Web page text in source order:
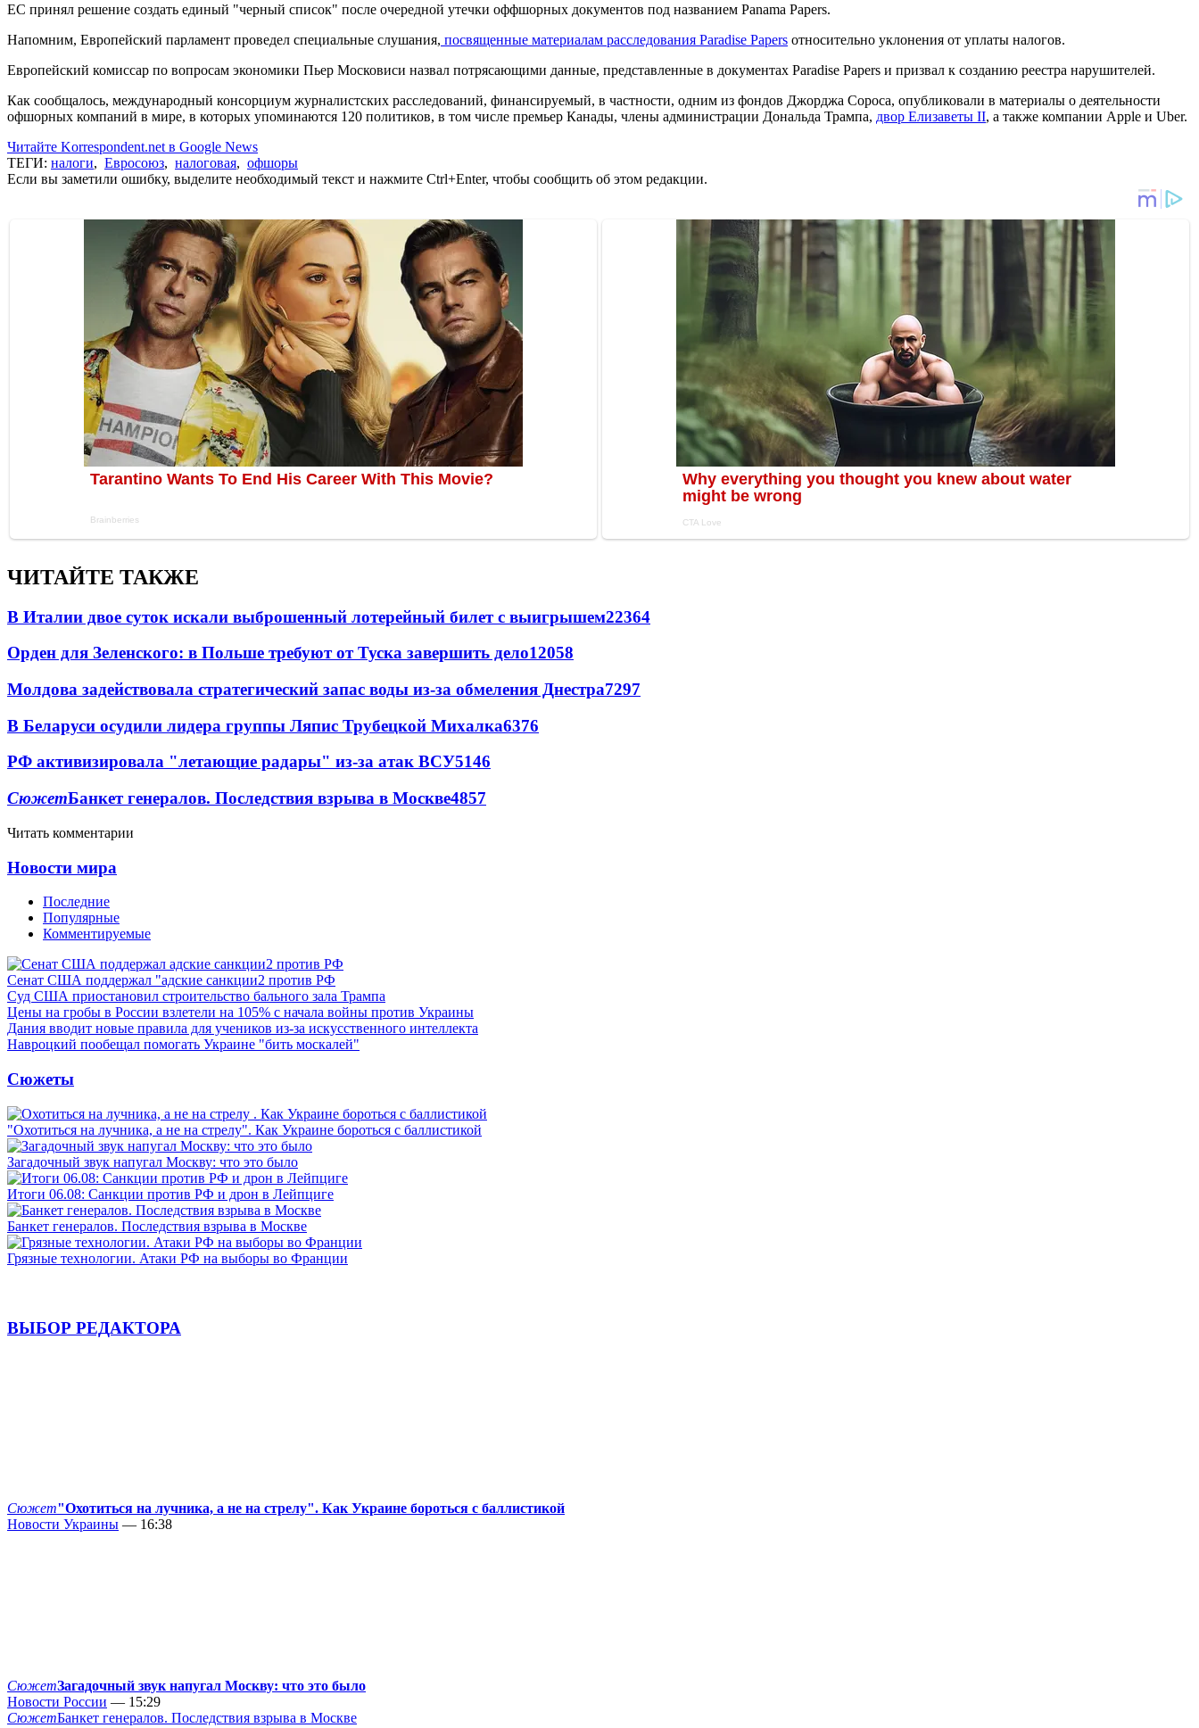
ЕС принял решение создать единый "черный список" после очередной утечки оффшорных документов под названием Panama Papers.
Напомним, Европейский парламент проведел специальные слушания, посвященные материалам расследования Paradise Papers относительно уклонения от уплаты налогов.
Европейский комиссар по вопросам экономики Пьер Московиси назвал потрясающими данные, представленные в документах Paradise Papers и призвал к созданию реестра нарушителей.
Как сообщалось, международный консорциум журналистских расследований, финансируемый, в частности, одним из фондов Джорджа Сороса, опубликовали в материалы о деятельности
офшорных компаний в мире, в которых упоминаются 120 политиков, в том числе премьер Канады, члены администрации Дональда Трампа, двор Елизаветы II, а также компании Apple и Uber.
Читайте Korrespondent.net в Google News
ТЕГИ: налоги, Евросоюз, налоговая, офшоры
Если вы заметили ошибку, выделите необходимый текст и нажмите Ctrl+Enter, чтобы сообщить об этом редакции.
ЧИТАЙТЕ ТАКЖЕ
В Италии двое суток искали выброшенный лотерейный билет с выигрышем22364
Орден для Зеленского: в Польше требуют от Туска завершить дело12058
Молдова задействовала стратегический запас воды из-за обмеления Днестра7297
В Беларуси осудили лидера группы Ляпис Трубецкой Михалка6376
РФ активизировала "летающие радары" из-за атак ВСУ5146
СюжетБанкет генералов. Последствия взрыва в Москве4857
Читать комментарии
Новости мира
Последние
Популярные
Комментируемые
Сенат США поддержал "адские санкции2 против РФ
Суд США приостановил строительство бального зала Трампа
Цены на гробы в России взлетели на 105% с начала войны против Украины
Дания вводит новые правила для учеников из-за искусственного интеллекта
Навроцкий пообещал помогать Украине "бить москалей"
Сюжеты
"Охотиться на лучника, а не на стрелу". Как Украине бороться с баллистикой
Загадочный звук напугал Москву: что это было
Итоги 06.08: Санкции против РФ и дрон в Лейпциге
Банкет генералов. Последствия взрыва в Москве
Грязные технологии. Атаки РФ на выборы во Франции
ВЫБОР РЕДАКТОРА
Сюжет"Охотиться на лучника, а не на стрелу". Как Украине бороться с баллистикой
Новости Украины — 16:38
СюжетЗагадочный звук напугал Москву: что это было
Новости России — 15:29
СюжетБанкет генералов. Последствия взрыва в Москве